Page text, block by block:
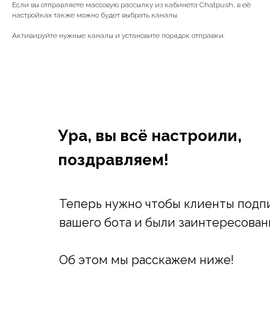
Если вы отправляете массовую рассылку из кабинета Chatpush, в её
настройках также можно будет выбрать каналы.
Активируйте нужные каналы и установите порядок отправки.
Ура, вы всё настроили,
поздравляем!
Теперь нужно чтобы клиенты
вашего бота и были
Об этом мы расскажем ниже!